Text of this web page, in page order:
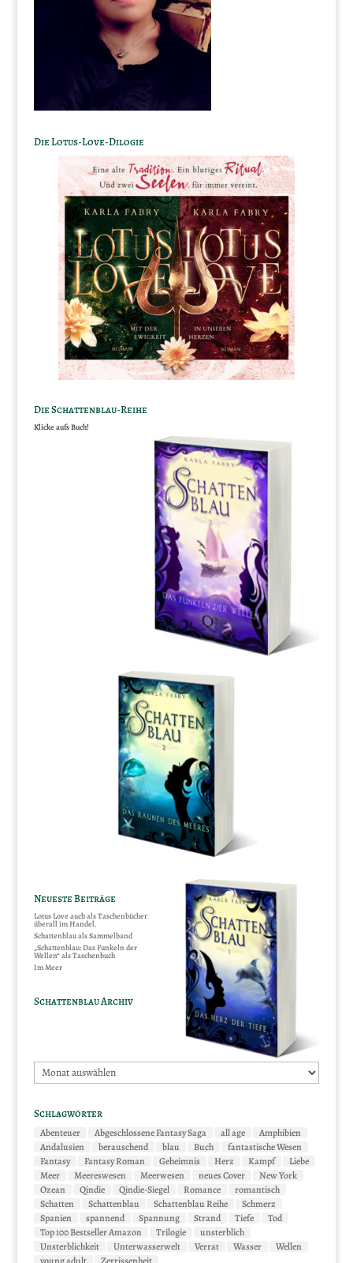
Die Lotus-Love-Dilogie
Die Schattenblau-Reihe
Klicke aufs Buch!
Neueste Beiträge
Lotus Love auch als Taschenbücher
überall im Handel.
Schattenblau als Sammelband
„Schattenblau: Das Funkeln der
Wellen“ als Taschenbuch
Im Meer
Schattenblau Archiv
Schattenblau
Archiv
Schlagwörter
Abenteuer Abgeschlossene Fantasy Saga all age
Amphibien
Andalusien
berauschend blau Buch
fantastische Wesen
Fantasy
Fantasy Roman Geheimnis Herz Kampf
Liebe
Meer
Meereswesen Meerwesen neues Cover
New York
Ozean
Qindie Qindie-Siegel Romance
romantisch
Schatten
Schattenblau Schattenblau Reihe
Schmerz
Spanien
spannend Spannung Strand Tiefe
Tod
Top 100 Bestseller Amazon
Trilogie
unsterblich
Unsterblichkeit
Unterwasserwelt Verrat Wasser
Wellen
young adult
Zerrissenheit